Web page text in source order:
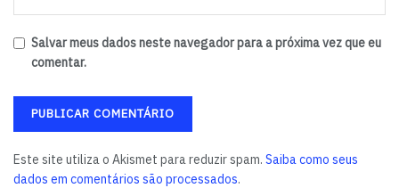
Salvar meus dados neste navegador para a próxima vez que eu
comentar.
Este site utiliza o Akismet para reduzir spam. Saiba como seus
dados em comentários são processados.